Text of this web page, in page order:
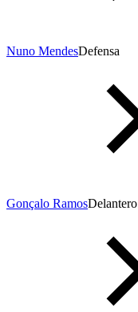
Nuno MendesDefensa
Gonçalo RamosDelantero